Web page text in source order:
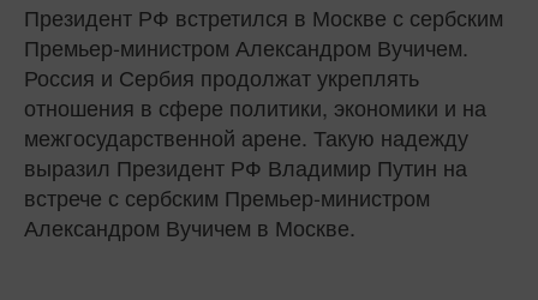
Президент РФ встретился в Москве с сербским
Премьер-министром Александром Вучичем.
Россия и Сербия продолжат укреплять
отношения в сфере политики, экономики и на
межгосударственной арене. Такую надежду
выразил Президент РФ Владимир Путин на
встрече с сербским Премьер-министром
Александром Вучичем в Москве.